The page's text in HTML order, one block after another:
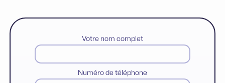
Votre nom complet
Numéro de téléphone